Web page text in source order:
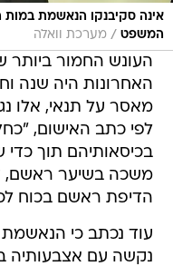
אינה סקיבנקו הנאשמת במות
המשפט / מערכת וואלה
העונש החמור ביותר
האחרונות היה שנה
מאסר על תנאי, אלו
לפי כתב האישום,
בכיסאותיהם תוך
משכה בשיער ראשם,
הדיפת ראשם בכוח
עוד נכתב כי הנאשמת
נקשה עם אצבעותיה